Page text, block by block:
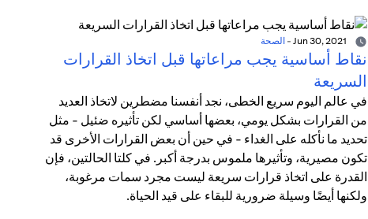
- الصحة
نقاط أساسية يجب مراعاتها قبل اتخاذ القرارات
السريعة
في عالم اليوم سريع الخطى، نجد أنفسنا مضطرين لاتخاذ العديد
من القرارات بشكل يومي، بعضها أساسي لكن تأثيره ضئيل - مثل
تحديد ما نأكله على الغداء - في حين أن بعض القرارات الأخرى قد
تكون مصيرية، وتأثيرها ملموس بدرجة أكبر. في كلتا الحالتين، فإن
القدرة على اتخاذ قرارات سريعة ليست مجرد سمات مرغوبة،
ولكنها أيضًا وسيلة ضرورية للبقاء على قيد الحياة.